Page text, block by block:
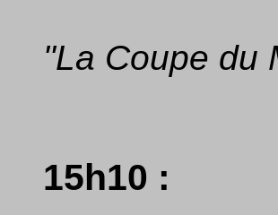
"La Coupe du
15h10 :